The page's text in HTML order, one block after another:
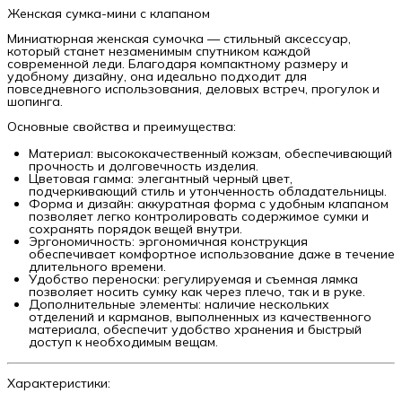
Женская сумка-мини с клапаном
Миниатюрная женская сумочка — стильный аксессуар,
который станет незаменимым спутником каждой
современной леди. Благодаря компактному размеру и
удобному дизайну, она идеально подходит для
повседневного использования, деловых встреч, прогулок и
шопинга.
Основные свойства и преимущества:
Материал: высококачественный кожзам, обеспечивающий
прочность и долговечность изделия.
Цветовая гамма: элегантный черный цвет,
подчеркивающий стиль и утонченность обладательницы.
Форма и дизайн: аккуратная форма с удобным клапаном
позволяет легко контролировать содержимое сумки и
сохранять порядок вещей внутри.
Эргономичность: эргономичная конструкция
обеспечивает комфортное использование даже в течение
длительного времени.
Удобство переноски: регулируемая и съемная лямка
позволяет носить сумку как через плечо, так и в руке.
Дополнительные элементы: наличие нескольких
отделений и карманов, выполненных из качественного
материала, обеспечит удобство хранения и быстрый
доступ к необходимым вещам.
Характеристики: